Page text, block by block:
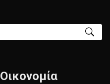
Οικονομία